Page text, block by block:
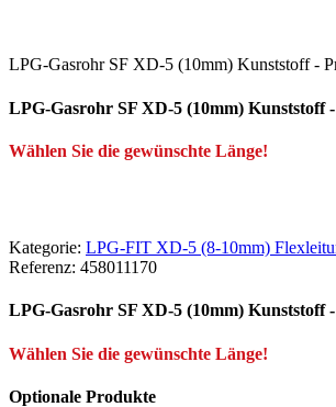
LPG-Gasrohr SF XD-5 (10mm) Kunststoff -
LPG-Gasrohr SF XD-5 (10mm) Kunststoff
Wählen Sie die gewünschte Länge!
Kategorie: LPG-FIT XD-5 (8-10mm)
Referenz: 458011170
LPG-Gasrohr SF XD-5 (10mm) Kunststoff
Wählen Sie die gewünschte Länge!
Optionale Produkte